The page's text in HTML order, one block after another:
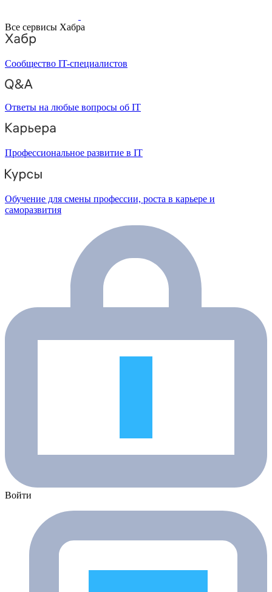
Все сервисы Хабра
Сообщество IT-специалистов
Ответы на любые вопросы об IT
Профессиональное развитие в IT
Обучение для смены профессии, роста в карьере и
саморазвития
Войти